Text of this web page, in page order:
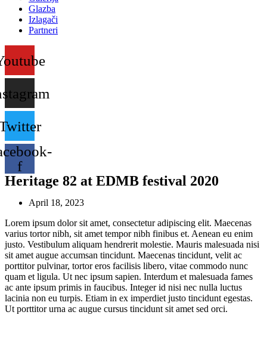
Glazba
Izlagači
Partneri
f
Heritage 82 at EDMB festival 2020
April 18, 2023
Lorem ipsum dolor sit amet, consectetur adipiscing elit. Maecenas
varius tortor nibh, sit amet tempor nibh finibus et. Aenean eu enim
justo. Vestibulum aliquam hendrerit molestie. Mauris malesuada nisi
sit amet augue accumsan tincidunt. Maecenas tincidunt, velit ac
porttitor pulvinar, tortor eros facilisis libero, vitae commodo nunc
quam et ligula. Ut nec ipsum sapien. Interdum et malesuada fames
ac ante ipsum primis in faucibus. Integer id nisi nec nulla luctus
lacinia non eu turpis. Etiam in ex imperdiet justo tincidunt egestas.
Ut porttitor urna ac augue cursus tincidunt sit amet sed orci.